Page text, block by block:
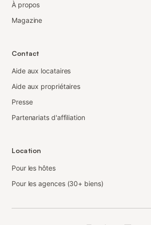
À propos
Magazine
Contact
Aide aux locataires
Aide aux propriétaires
Presse
Partenariats d'affiliation
Location
Pour les hôtes
Pour les agences (30+ biens)